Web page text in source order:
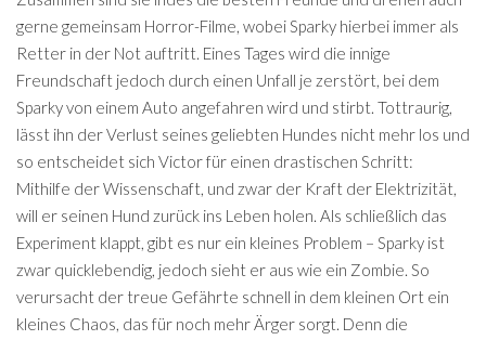
gerne gemeinsam Horror-Filme, wobei Sparky hierbei immer als
Retter in der Not auftritt. Eines Tages wird die innige
Freundschaft jedoch durch einen Unfall je zerstört, bei dem
Sparky von einem Auto angefahren wird und stirbt. Tottraurig,
lässt ihn der Verlust seines geliebten Hundes nicht mehr los und
so entscheidet sich Victor für einen drastischen Schritt:
Mithilfe der Wissenschaft, und zwar der Kraft der Elektrizität,
will er seinen Hund zurück ins Leben holen. Als schließlich das
Experiment klappt, gibt es nur ein kleines Problem – Sparky ist
zwar quicklebendig, jedoch sieht er aus wie ein Zombie. So
verursacht der treue Gefährte schnell in dem kleinen Ort ein
kleines Chaos, das für noch mehr Ärger sorgt. Denn die